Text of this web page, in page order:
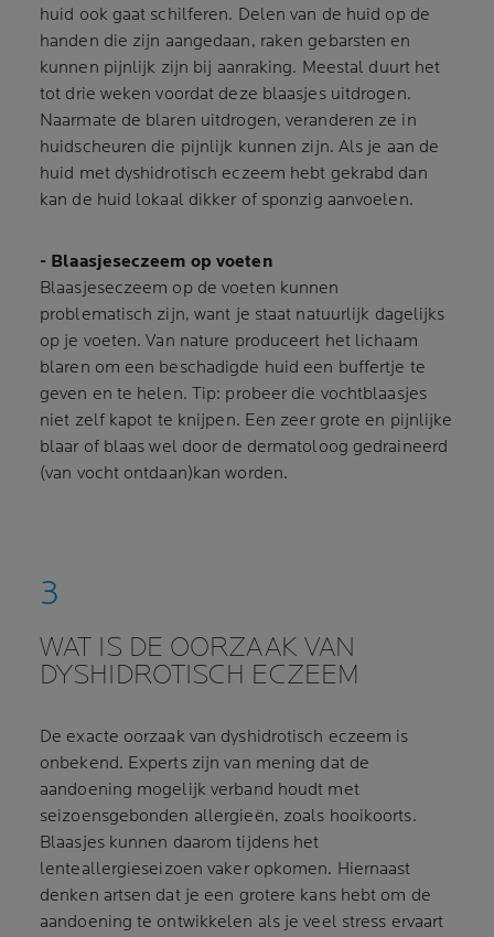
huid ook gaat schilferen. Delen van de huid op de
handen die zijn aangedaan, raken gebarsten en
kunnen pijnlijk zijn bij aanraking. Meestal duurt het
tot drie weken voordat deze blaasjes uitdrogen.
Naarmate de blaren uitdrogen, veranderen ze in
huidscheuren die pijnlijk kunnen zijn. Als je aan de
huid met dyshidrotisch eczeem hebt gekrabd dan
kan de huid lokaal dikker of sponzig aanvoelen.
- Blaasjeseczeem op voeten
Blaasjeseczeem op de voeten kunnen
problematisch zijn, want je staat natuurlijk dagelijks
op je voeten. Van nature produceert het lichaam
blaren om een beschadigde huid een buffertje te
geven en te helen. Tip: probeer die vochtblaasjes
niet zelf kapot te knijpen. Een zeer grote en pijnlijke
blaar of blaas wel door de dermatoloog gedraineerd
(van vocht ontdaan)kan worden.
WAT IS DE OORZAAK VAN
DYSHIDROTISCH ECZEEM
De exacte oorzaak van dyshidrotisch eczeem is
onbekend. Experts zijn van mening dat de
aandoening mogelijk verband houdt met
seizoensgebonden allergieën, zoals hooikoorts.
Blaasjes kunnen daarom tijdens het
lenteallergieseizoen vaker opkomen. Hiernaast
denken artsen dat je een grotere kans hebt om de
aandoening te ontwikkelen als je veel stress ervaart